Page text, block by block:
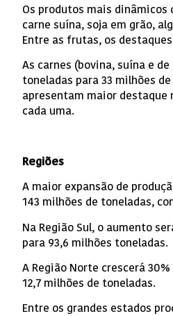
Os produtos mais
carne suína, soja em grão,
Entre as frutas, os
As carnes (bovina, suína e
toneladas para 33 milhões
apresentam maior destaque
cada uma.
Regiões
A maior expansão de
143 milhões de toneladas,
Na Região Sul, o aumento
para 93,6 milhões toneladas.
A Região Norte crescerá
12,7 milhões de toneladas.
Entre os grandes estados